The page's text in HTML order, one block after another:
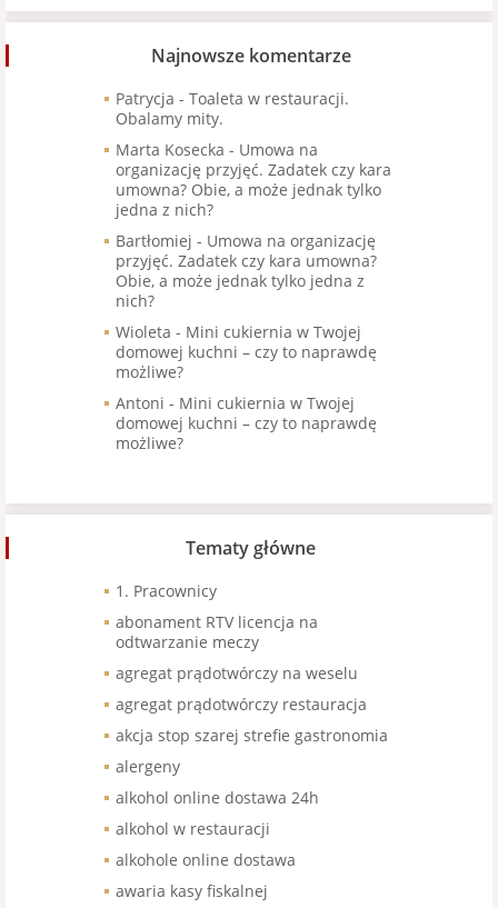
Najnowsze komentarze
Patrycja - Toaleta w restauracji.
Obalamy mity.
Marta Kosecka - Umowa na
organizację przyjęć. Zadatek czy kara
umowna? Obie, a może jednak tylko
jedna z nich?
Bartłomiej - Umowa na organizację
przyjęć. Zadatek czy kara umowna?
Obie, a może jednak tylko jedna z
nich?
Wioleta - Mini cukiernia w Twojej
domowej kuchni – czy to naprawdę
możliwe?
Antoni - Mini cukiernia w Twojej
domowej kuchni – czy to naprawdę
możliwe?
Tematy główne
1. Pracownicy
abonament RTV licencja na
odtwarzanie meczy
agregat prądotwórczy na weselu
agregat prądotwórczy restauracja
akcja stop szarej strefie gastronomia
alergeny
alkohol online dostawa 24h
alkohol w restauracji
alkohole online dostawa
awaria kasy fiskalnej